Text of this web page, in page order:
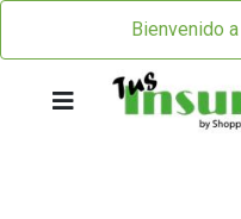
Bienvenido